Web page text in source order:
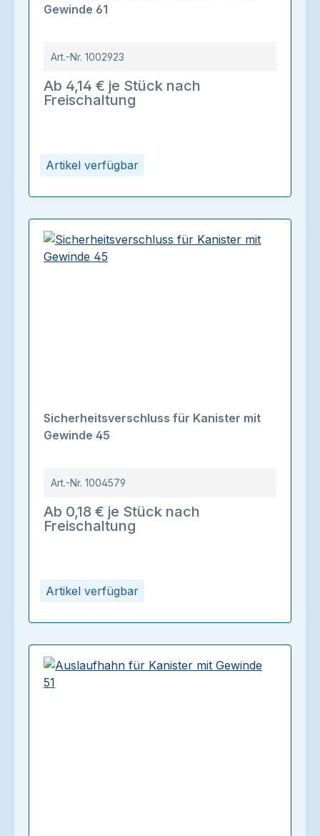
Artikel verfügbar
Gewinde 61
Art.-Nr. 1002923
Ab 4,14 € je Stück nach
Freischaltung
Artikel verfügbar
Sicherheitsverschluss für Kanister mit
Gewinde 45
Art.-Nr. 1004579
Ab 0,18 € je Stück nach
Freischaltung